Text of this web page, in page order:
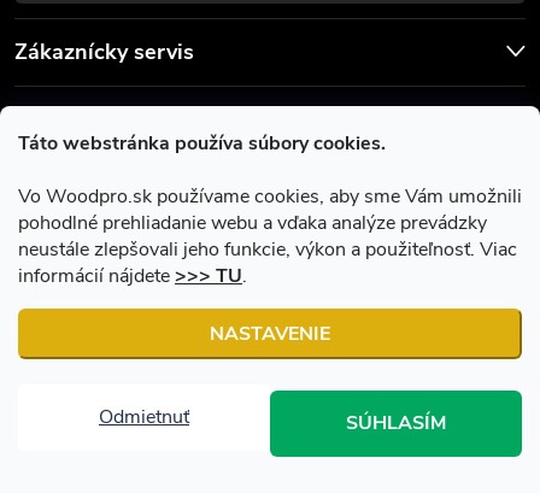
Táto webstránka používa súbory cookies.
Vo Woodpro.sk používame cookies, aby sme Vám umožnili
pohodlné prehliadanie webu a vďaka analýze prevádzky
neustále zlepšovali jeho funkcie, výkon a použiteľnosť. Viac
informácií nájdete>>> TU.
NASTAVENIE
Odmietnuť SÚHLASÍM
Zákaznícky servis
Facebook
Copyright 2026Woodpro.sk. Všetky práva vyhradené.Upraviť
nastavenie cookies